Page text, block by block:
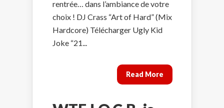
rentrée… dans l’ambiance de votre
choix ! DJ Crass “Art of Hard” (Mix
Hardcore) Télécharger Ugly Kid
Joke “21...
Read More